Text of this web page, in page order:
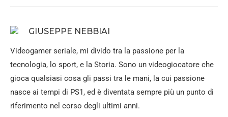
GIUSEPPE NEBBIAI
Videogamer seriale, mi divido tra la passione per la
tecnologia, lo sport, e la Storia. Sono un videogiocatore che
gioca qualsiasi cosa gli passi tra le mani, la cui passione
nasce ai tempi di PS1, ed è diventata sempre più un punto di
riferimento nel corso degli ultimi anni.